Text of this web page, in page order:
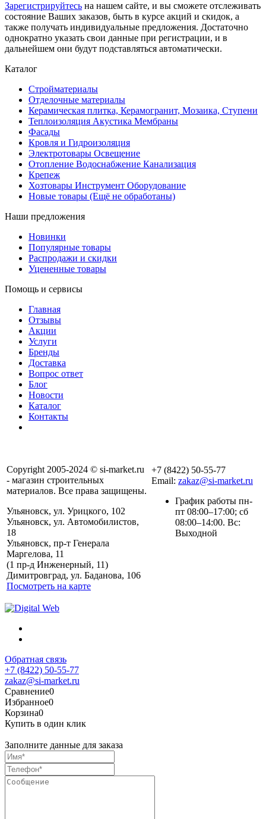
Зарегистрируйтесь на нашем сайте, и вы сможете отслеживать
состояние Ваших заказов, быть в курсе акций и скидок, а
также получать индивидуальные предложения. Достаточно
однократно указать свои данные при регистрации, и в
дальнейшем они будут подставляться автоматически.
Каталог
Стройматериалы
Отделочные материалы
Керамическая плитка, Керамогранит, Мозаика, Ступени
Теплоизоляция Акустика Мембраны
Фасады
Кровля и Гидроизоляция
Электротовары Освещение
Отопление Водоснабжение Канализация
Крепеж
Хозтовары Инструмент Оборудование
Новые товары (Ещё не обработаны)
Наши предложения
Новинки
Популярные товары
Распродажи и скидки
Уцененные товары
Помощь и сервисы
Главная
Отзывы
Акции
Услуги
Бренды
Доставка
Вопрос ответ
Блог
Новости
Каталог
Контакты
Copyright 2005-2024 © si-market.ru
- магазин строительных
материалов. Все права защищены.
Ульяновск, ул. Урицкого, 102
Ульяновск, ул. Автомобилистов,
18
Ульяновск, пр-т Генерала
Маргелова, 11
(1 пр-д Инженерный, 11)
Димитровград, ул. Баданова, 106
Посмотреть на карте
+7 (8422) 50-55-77
Email: zakaz@si-market.ru
График работы пн-
пт 08:00–17:00; сб
08:00–14:00. Вс:
Выходной
Обратная связь
+7 (8422) 50-55-77
zakaz@si-market.ru
Сравнение0
Избранное0
Корзина0
Купить в один клик
Заполните данные для заказа